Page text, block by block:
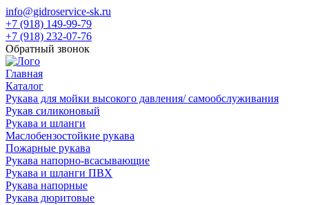
info@gidroservice-sk.ru
+7 (918) 149-99-79
+7 (918) 232-07-76
Обратный звонок
Главная
Каталог
Рукава для мойки высокого давления/ самообслуживания
Рукав силиконовый
Рукава и шланги
Маслобензостойкие рукава
Пожарные рукава
Рукава напорно-всасывающие
Рукава и шланги ПВХ
Рукава напорные
Рукава дюритовые